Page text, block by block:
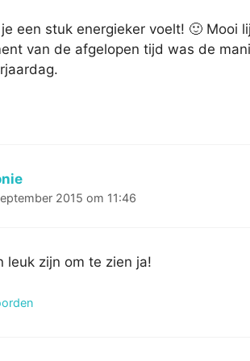
een stuk energieker voelt! 🙂 Mooi
van de afgelopen tijd was de
2015 om 11:46
leuk zijn om te zien ja!